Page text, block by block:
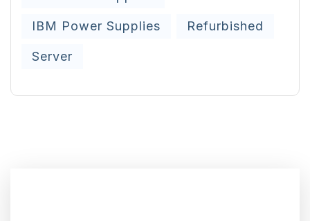
IBM Power Supplies Refurbished
Server